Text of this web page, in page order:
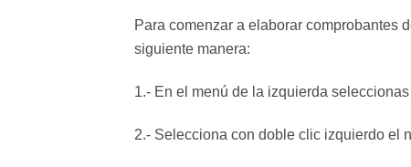
Para comenzar a elaborar comprobantes
siguiente manera:
1.- En el menú de la izquierda seleccionas
2.- Selecciona con doble clic izquierdo el